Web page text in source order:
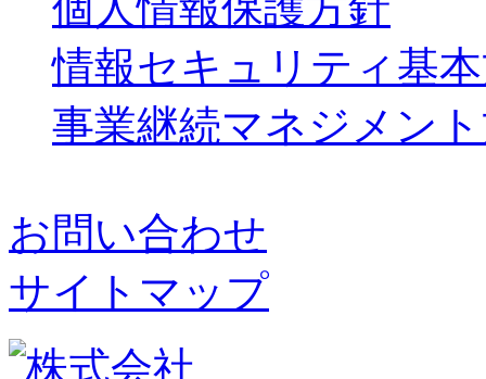
情報セキュリティ基
事業継続マネジメン
お問い合わせ
サイトマップ